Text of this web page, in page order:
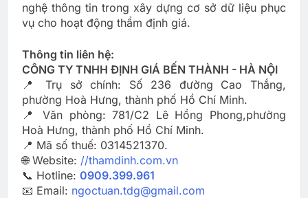
nghệ thông tin trong xây dựng cơ sở dữ liệu phục
vụ cho hoạt động thẩm định giá.
Thông tin liên hệ:
CÔNG TY TNHH ĐỊNH GIÁ BẾN THÀNH - HÀ NỘI
📍 Trụ sở chính: Số 236 đường Cao Thắng,
phường Hoà Hưng, thành phố Hồ Chí Minh.
📍 Văn phòng: 781/C2 Lê Hồng Phong,phường
Hoà Hưng, thành phố Hồ Chí Minh.
📍 Mã số thuế: 0314521370.
🌐 Website: //thamdinh.com.vn
📞 Hotline: 0909.399.961
📧 Email: ngoctuan.tdg@gmail.com